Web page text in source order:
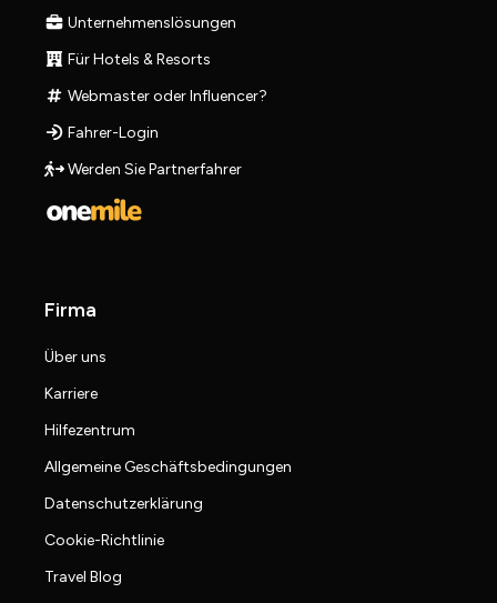
Unternehmenslösungen
Für Hotels & Resorts
Webmaster oder Influencer?
Fahrer-Login
Werden Sie Partnerfahrer
Firma
Über uns
Karriere
Hilfezentrum
Allgemeine Geschäftsbedingungen
Datenschutzerklärung
Cookie-Richtlinie
Travel Blog